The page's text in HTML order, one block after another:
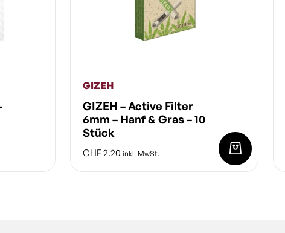
GIZEH
GIZEH – Active Filter
6mm – Hanf & Gras – 10
Stück
CHF2.20 inkl. MwSt.